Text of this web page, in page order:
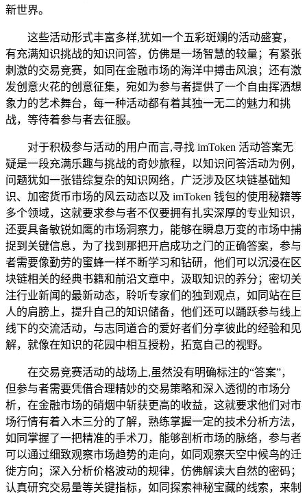
新世界。
这些活动形式丰富多样,犹如一个五彩斑斓的活动盛宴，
有充满知识挑战的知识问答，仿佛是一场智慧的较量；有紧张
刺激的交易竞赛，如同在金融市场的海洋中搏击风浪；还有激
发创意火花的创意征集，宛如为参与者提供了一个自由挥洒想
象力的艺术舞台，每一种活动都有着其独一无二的魅力和挑
战，等待着参与者去征服。
对于积极参与活动的用户而言,寻找 imToken 活动答案无
疑是一段充满乐趣与挑战的奇妙旅程，以知识问答活动为例，
问题犹如一张错综复杂的知识网络，广泛涉及区块链基础知
识、加密货币市场的风云动态以及 imToken 钱包的使用秘籍等
多个领域，这就要求参与者不仅要拥有扎实深厚的专业知识，
还要具备敏锐如鹰的市场洞察力，能够在瞬息万变的市场中捕
捉到关键信息，为了找到那把开启成功之门的正确答案，参与
者需要像勤劳的蜜蜂一样不断学习和钻研，他们可以沉浸在区
块链相关的经典书籍和前沿文章中，汲取知识的养分；密切关
注行业新闻的最新动态，聆听专家们的独到观点，如同站在巨
人的肩膀上，提升自己的知识储备，他们还可以踊跃参与线上
线下的交流活动，与志同道合的爱好者们分享彼此的经验和见
解，就像在知识的花园中相互授粉，拓宽自己的视野。
在交易竞赛活动的战场上,虽然没有明确标注的“答案”，
但参与者需要凭借合理精妙的交易策略和深入透彻的市场分
析，在金融市场的硝烟中斩获更高的收益，这就要求他们对市
场行情有着入木三分的了解，熟练掌握一定的技术分析方法，
如同掌握了一把精准的手术刀，能够剖析市场的脉络，参与者
可以通过细致观察市场趋势的走向，如同观察天空中候鸟的迁
徙方向；深入分析价格波动的规律，仿佛解读大自然的密码；
认真研究交易量等关键指标，如同探索神秘宝藏的线索，来制